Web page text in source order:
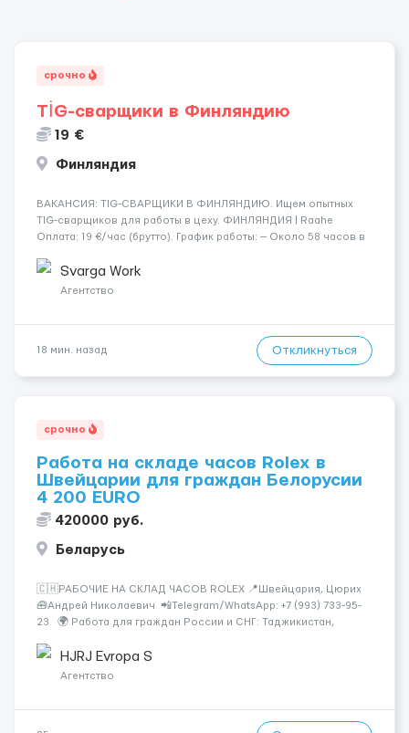
срочно
TİG-сварщики в Финляндию
19 €
Финляндия
​​ВАКАНСИЯ: TIG-СВАРЩИКИ В ФИНЛЯНДИЮ. Ищем опытных
TIG-сварщиков для работы в цеху. ФИНЛЯНДИЯ | Raahe
Оплата: 19 €/час (брутто). График работы: — Около 58 часов в
переработки. Дата начала: — Как можно скорее....
Svarga Work
Агентство
18 мин. назад Откликнуться
срочно
Работа на складе часов Rolex в
Швейцарии для граждан Белорусии
4 200 EURO
420000 руб.
Беларусь
🇨🇭РАБОЧИЕ НА СКЛАД ЧАСОВ ROLEX 📍Швейцария, Цюрих
🧰Андрей Николаевич 📲Telegram/WhatsApp: +7 (993) 733-95-
23 🌍 Работа для граждан России и СНГ: Таджикистан,
Азербайджан, Армения, Киргизия. Rolex &mdash...
HJRJ Evropa S
Агентство